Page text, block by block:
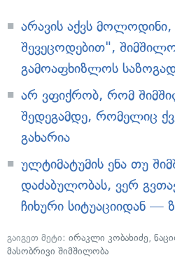
არავის აქვს მოლოდინი,
შევეცოდებით",
გამოაფხიზლოს
არ ვფიქრობ, რომ
შედეგამდე, რომელიც
გახარია
ულტიმატუმის ენა თუ
დაძაბულობას, ვერ
ჩიხური სიტუაციიდან —
გაიგეთ მეტი: ირაკლი კობახიძე,
მასობრივი შიმშილობა